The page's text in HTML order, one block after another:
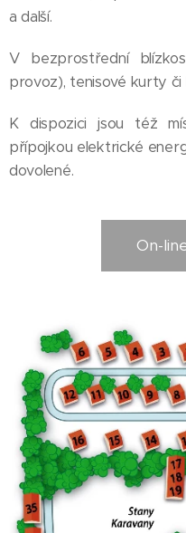
a další.
V bezprostřední
provoz), tenisové kurty či
K dispozici jsou též
přípojkou elektrické
dovolené.
On-